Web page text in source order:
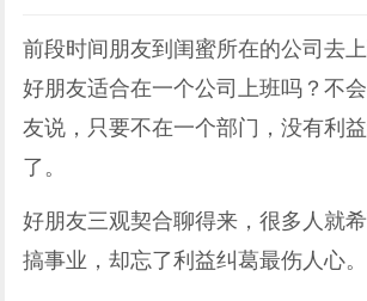
前段时间朋友到闺蜜所在的公司去上
好朋友适合在一个公司上班吗？不
友说，只要不在一个部门，没有利
了。
好朋友三观契合聊得来，很多人就
搞事业，却忘了利益纠葛最伤人心。